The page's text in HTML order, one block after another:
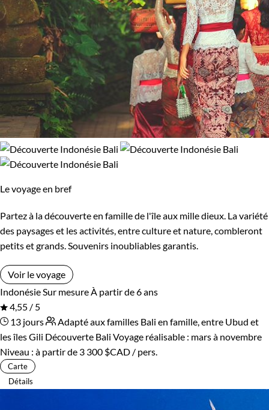
Le voyage en bref
Partez à la découverte en famille de l'île aux mille dieux. La variété
des paysages et les activités, entre culture et nature, combleront
petits et grands. Souvenirs inoubliables garantis.
Voir le voyage
Indonésie Sur mesure À partir de 6 ans
4,55 / 5
13 jours
Adapté aux familles Bali en famille, entre Ubud et
les îles Gili Découverte Bali Voyage réalisable : mars à novembre
Niveau : à partir de 3 300 $CAD / pers.
Carte
Détails